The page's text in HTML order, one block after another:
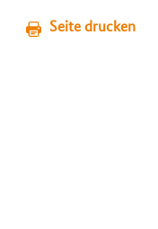
Seite drucken